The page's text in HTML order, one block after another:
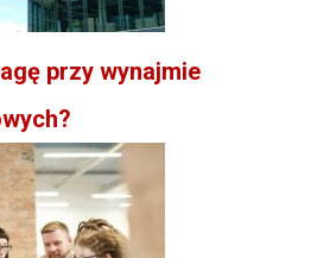
przy wynajmie